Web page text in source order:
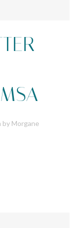
by Morgane